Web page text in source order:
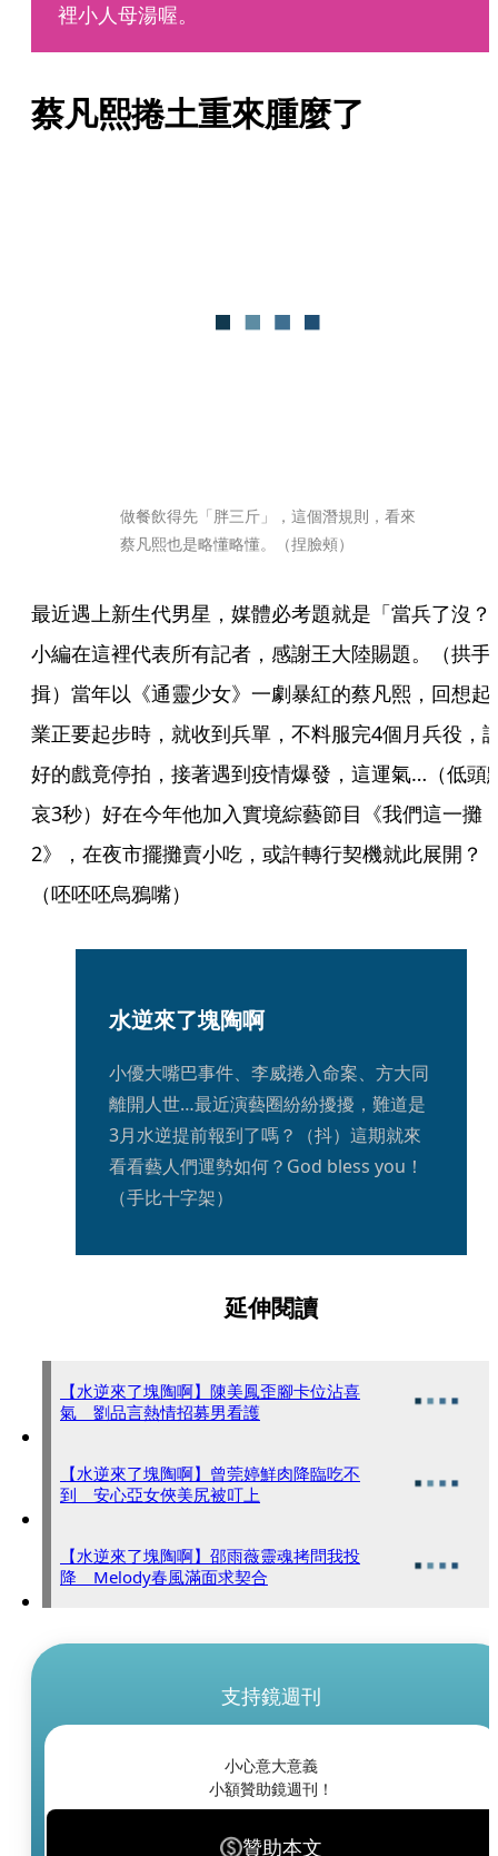
裡小人母湯喔。
蔡凡熙捲土重來腫麼了
做餐飲得先「胖三斤」，這個潛規則，看來
蔡凡熙也是略懂略懂。（捏臉頰）
最近遇上新生代男星，媒體必考題就是「當兵了沒？
小編在這裡代表所有記者，感謝王大陸賜題。（拱手
揖）當年以《通靈少女》一劇暴紅的蔡凡熙，回想起
業正要起步時，就收到兵單，不料服完4個月兵役，
好的戲竟停拍，接著遇到疫情爆發，這運氣…（低頭
哀3秒）好在今年他加入實境綜藝節目《我們這一攤
2》，在夜市擺攤賣小吃，或許轉行契機就此展開？
（呸呸呸烏鴉嘴）
水逆來了塊陶啊
小優大嘴巴事件、李威捲入命案、方大同
離開人世…最近演藝圈紛紛擾擾，難道是
3月水逆提前報到了嗎？（抖）這期就來
看看藝人們運勢如何？God bless you！
（手比十字架）
延伸閱讀
【水逆來了塊陶啊】陳美鳳歪腳卡位沾喜
氣 劉品言熱情招募男看護
【水逆來了塊陶啊】曾莞婷鮮肉降臨吃不
到 安心亞女俠美尻被叮上
【水逆來了塊陶啊】邵雨薇靈魂拷問我投
降 Melody春風滿面求契合
支持鏡週刊
小心意大意義
小額贊助鏡週刊！
贊助本文